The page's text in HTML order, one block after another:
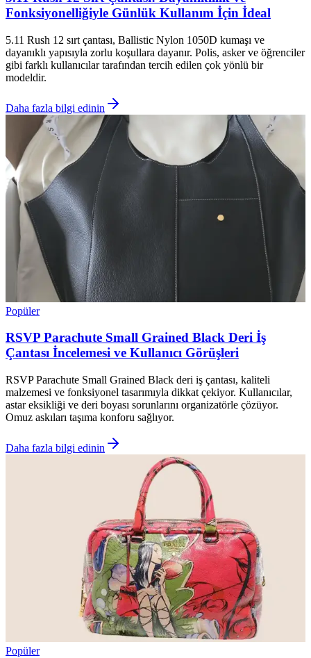
Fonksiyonelliğiyle Günlük Kullanım İçin İdeal
5.11 Rush 12 sırt çantası, Ballistic Nylon 1050D kumaşı ve
dayanıklı yapısıyla zorlu koşullara dayanır. Polis, asker ve öğrenciler
gibi farklı kullanıcılar tarafından tercih edilen çok yönlü bir
modeldir.
Daha fazla bilgi edinin
Popüler
RSVP Parachute Small Grained Black Deri İş
Çantası İncelemesi ve Kullanıcı Görüşleri
RSVP Parachute Small Grained Black deri iş çantası, kaliteli
malzemesi ve fonksiyonel tasarımıyla dikkat çekiyor. Kullanıcılar,
astar eksikliği ve deri boyası sorunlarını organizatörle çözüyor.
Omuz askıları taşıma konforu sağlıyor.
Daha fazla bilgi edinin
Popüler